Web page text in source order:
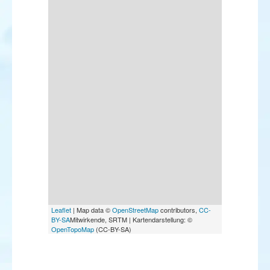
Leaflet | Map data ©OpenStreetMapcontributors, CC-
BY-SAMitwirkende, SRTM | Kartendarstellung: ©
OpenTopoMap (CC-BY-SA)